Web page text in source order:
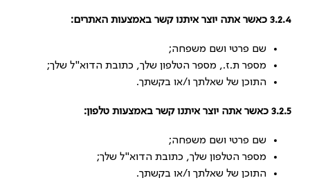
3.2.4 כאשר אתה יוצר איתנו קשר באמצעות האתרים:
שם פרטי ושם משפחה;
מספר ת.ז., מספר הטלפון שלך, כתובת הדוא"ל שלך;
התוכן של שאלתך ו/או בקשתך.
3.2.5 כאשר אתה יוצר איתנו קשר באמצעות טלפון:
שם פרטי ושם משפחה;
מספר הטלפון שלך, כתובת הדוא"ל שלך;
התוכן של שאלתך ו/או בקשתך.